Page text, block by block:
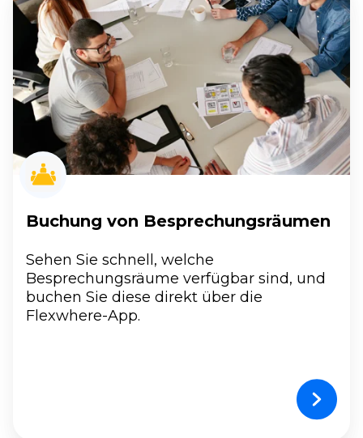
von
Besprechungsräumen
Buchung von Besprechungsräumen
Sehen Sie schnell, welche
Besprechungsräume verfügbar sind, und
buchen Sie diese direkt über die
Flexwhere-App.